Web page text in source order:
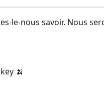
le-nous savoir. Nous
🍌